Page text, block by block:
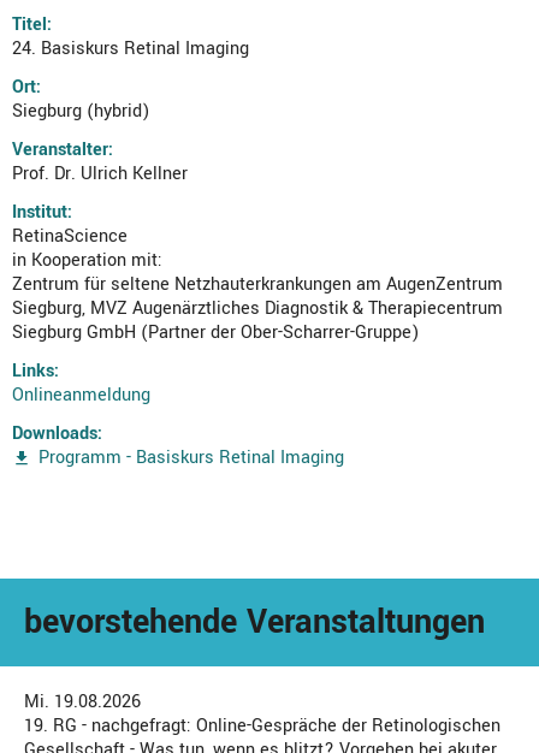
Titel:
24. Basiskurs Retinal Imaging
Ort:
Siegburg (hybrid)
Veranstalter:
Prof. Dr. Ulrich Kellner
Institut:
RetinaScience
in Kooperation mit:
Zentrum für seltene Netzhauterkrankungen am AugenZentrum
Siegburg, MVZ Augenärztliches Diagnostik & Therapiecentrum
Siegburg GmbH (Partner der Ober-Scharrer-Gruppe)
Links:
Onlineanmeldung
Downloads:
Programm - Basiskurs Retinal Imaging
bevorstehende Veranstaltungen
Mi. 19.08.2026
19. RG - nachgefragt: Online-Gespräche der Retinologischen